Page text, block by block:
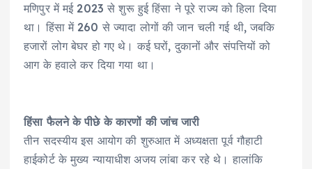
मणिपुर में मई 2023 से शुरू हुई हिंसा ने पूरे राज्य को हिला दिया
था। हिंसा में 260 से ज्यादा लोगों की जान चली गई थी, जबकि
हजारों लोग बेघर हो गए थे। कई घरों, दुकानों और संपत्तियों को
आग के हवाले कर दिया गया था।
हिंसा फैलने के पीछे के कारणों की जांच जारी
तीन सदस्यीय इस आयोग की शुरुआत में अध्यक्षता पूर्व गौहाटी
हाईकोर्ट के मुख्य न्यायाधीश अजय लांबा कर रहे थे। हालांकि